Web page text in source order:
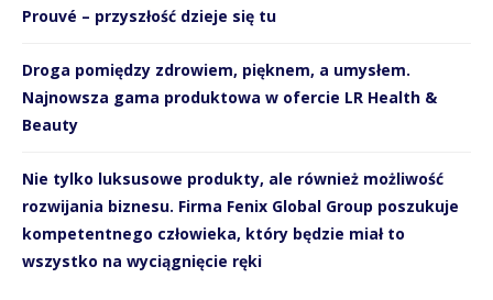
Prouvé – przyszłość dzieje się tu
Droga pomiędzy zdrowiem, pięknem, a umysłem.
Najnowsza gama produktowa w ofercie LR Health &
Beauty
Nie tylko luksusowe produkty, ale również możliwość
rozwijania biznesu. Firma Fenix Global Group poszukuje
kompetentnego człowieka, który będzie miał to
wszystko na wyciągnięcie ręki